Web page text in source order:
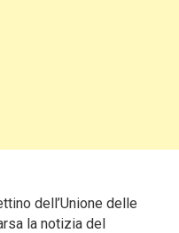
dell’Unione delle
la notizia del